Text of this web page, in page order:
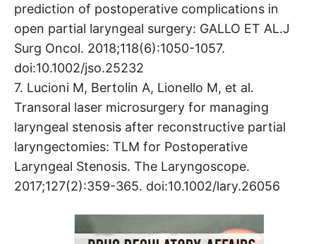
prediction of postoperative complications in
open partial laryngeal surgery: GALLO ET AL.J
Surg Oncol. 2018;118(6):1050-1057.
doi:10.1002/jso.25232
7. Lucioni M, Bertolin A, Lionello M, et al.
Transoral laser microsurgery for managing
laryngeal stenosis after reconstructive partial
laryngectomies: TLM for Postoperative
Laryngeal Stenosis. The Laryngoscope.
2017;127(2):359-365. doi:10.1002/lary.26056